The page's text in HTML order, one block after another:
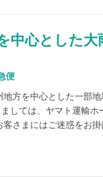
中心とした
便
地方を中心とした一部
しては、ヤマト運輸
客さまにはご迷惑をお